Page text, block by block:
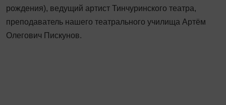
рождения), ведущий артист Тинчуринского театра,
преподаватель нашего театрального училища Артём
Олегович Пискунов.